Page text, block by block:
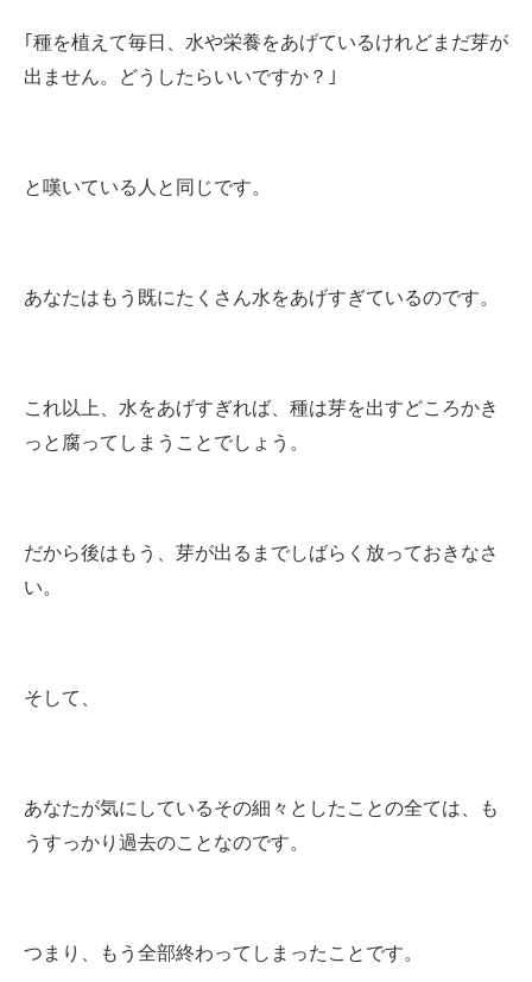
｢種を植えて毎日、水や栄養をあげているけれどまだ芽が
出ません。どうしたらいいですか？｣
と嘆いている人と同じです。
あなたはもう既にたくさん水をあげすぎているのです。
これ以上、水をあげすぎれば、種は芽を出すどころかき
っと腐ってしまうことでしょう。
だから後はもう、芽が出るまでしばらく放っておきなさ
い。
そして、
あなたが気にしているその細々としたことの全ては、も
うすっかり過去のことなのです。
つまり、もう全部終わってしまったことです。